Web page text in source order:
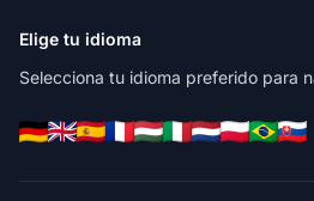
Elige tu idioma
Selecciona tu idioma preferido para